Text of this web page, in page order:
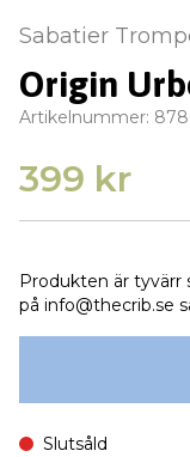
Sabatier
Origin
Artikelnummer:
399 kr
Produkten är tyvärr
på info@thecrib.se
Slutsåld